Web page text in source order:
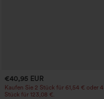
€40,95 EUR
Kaufen Sie 2 Stück für 61,54 € oder 4
Stück für 123,08 €.